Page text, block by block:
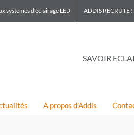
systèmes d’éclairage LED ADDIS RECRUTE !
SAVOIR
A propos d’Addis